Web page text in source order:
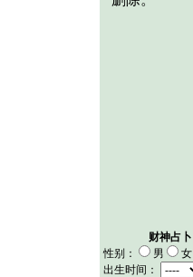
财神占卜
性别：
男
女
出生时间：